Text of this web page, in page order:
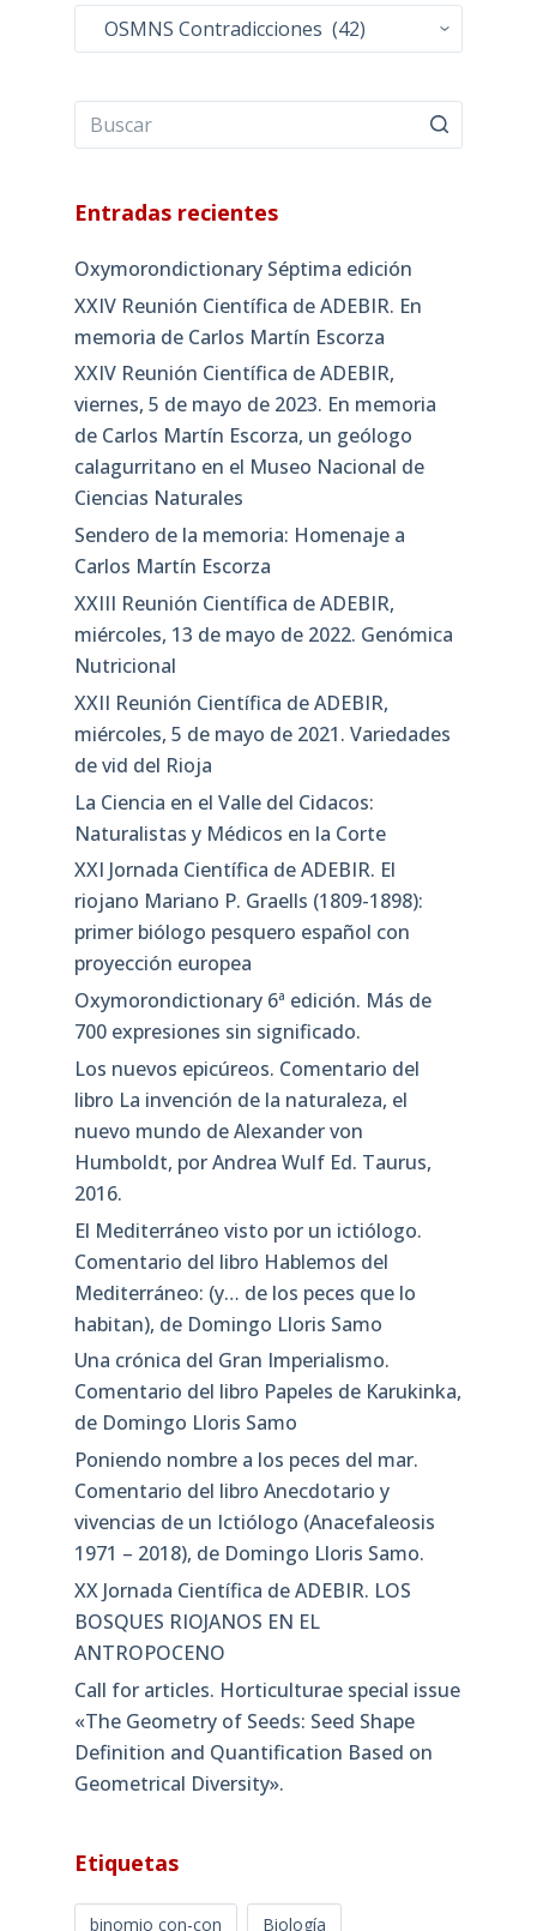
Categorías
Entradas recientes
Oxymorondictionary Séptima edición
XXIV Reunión Científica de ADEBIR. En
memoria de Carlos Martín Escorza
XXIV Reunión Científica de ADEBIR,
viernes, 5 de mayo de 2023. En memoria
de Carlos Martín Escorza, un geólogo
calagurritano en el Museo Nacional de
Ciencias Naturales
Sendero de la memoria: Homenaje a
Carlos Martín Escorza
XXIII Reunión Científica de ADEBIR,
miércoles, 13 de mayo de 2022. Genómica
Nutricional
XXII Reunión Científica de ADEBIR,
miércoles, 5 de mayo de 2021. Variedades
de vid del Rioja
La Ciencia en el Valle del Cidacos:
Naturalistas y Médicos en la Corte
XXI Jornada Científica de ADEBIR. El
riojano Mariano P. Graells (1809-1898):
primer biólogo pesquero español con
proyección europea
Oxymorondictionary 6ª edición. Más de
700 expresiones sin significado.
Los nuevos epicúreos. Comentario del
libro La invención de la naturaleza, el
nuevo mundo de Alexander von
Humboldt, por Andrea Wulf Ed. Taurus,
2016.
El Mediterráneo visto por un ictiólogo.
Comentario del libro Hablemos del
Mediterráneo: (y… de los peces que lo
habitan), de Domingo Lloris Samo
Una crónica del Gran Imperialismo.
Comentario del libro Papeles de Karukinka,
de Domingo Lloris Samo
Poniendo nombre a los peces del mar.
Comentario del libro Anecdotario y
vivencias de un Ictiólogo (Anacefaleosis
1971 – 2018), de Domingo Lloris Samo.
XX Jornada Científica de ADEBIR. LOS
BOSQUES RIOJANOS EN EL
ANTROPOCENO
Call for articles. Horticulturae special issue
«The Geometry of Seeds: Seed Shape
Definition and Quantification Based on
Geometrical Diversity»​.
Etiquetas
binomio con-con Biología